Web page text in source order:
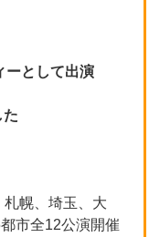
ーとして出演
た
幌、埼玉、大
市全12公演開催